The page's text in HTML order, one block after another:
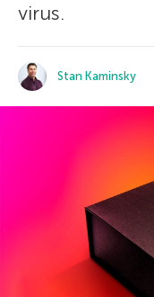
virus.
Stan Kaminsky